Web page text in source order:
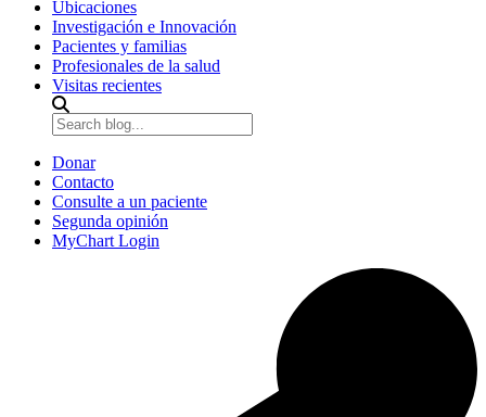
Ubicaciones
Investigación e Innovación
Pacientes y familias
Profesionales de la salud
Visitas recientes
Donar
Contacto
Consulte a un paciente
Segunda opinión
MyChart Login